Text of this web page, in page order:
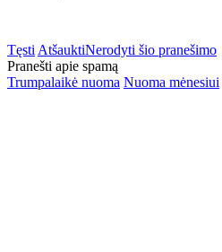
Tęsti AtšauktiNerodyti šio pranešimo
Pranešti apie spamą
Trumpalaikė nuoma Nuoma mėnesiui